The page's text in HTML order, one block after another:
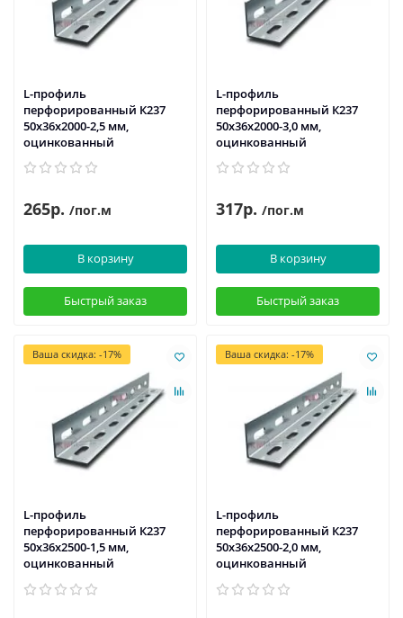
L-профиль
перфорированный К237
50x36x2000-2,5 мм,
оцинкованный
265р. /пог.м
В корзину
Быстрый заказ
L-профиль
перфорированный К237
50x36x2000-3,0 мм,
оцинкованный
317р. /пог.м
В корзину
Быстрый заказ
Ваша скидка: -17%
L-профиль
перфорированный К237
50x36x2500-1,5 мм,
оцинкованный
Ваша скидка: -17%
L-профиль
перфорированный К237
50x36x2500-2,0 мм,
оцинкованный